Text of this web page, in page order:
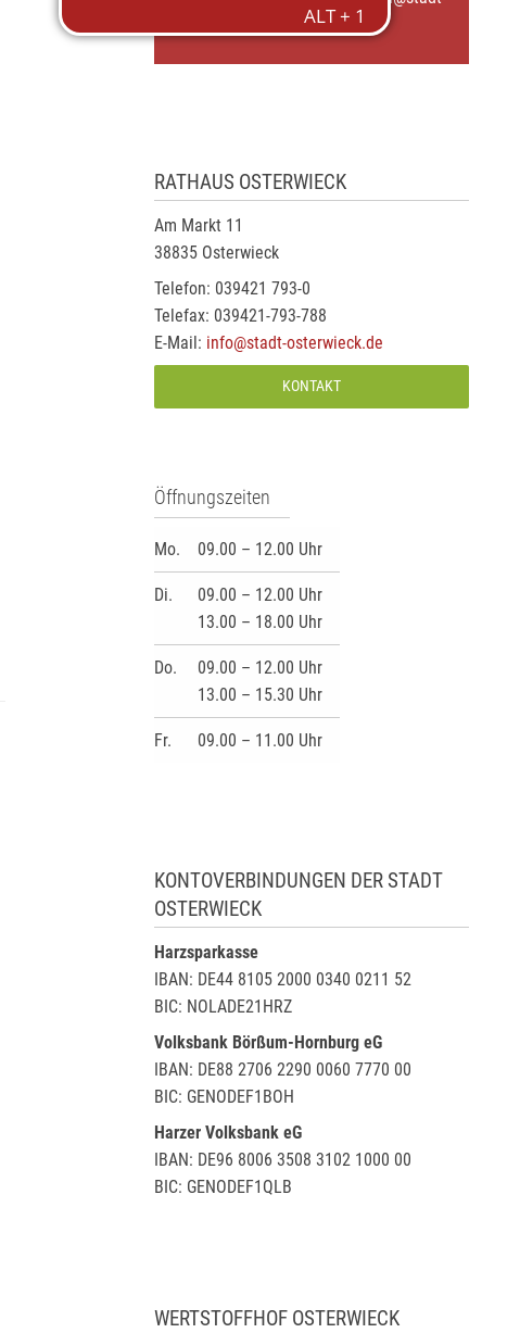
RATHAUS OSTERWIECK
Am Markt 11
38835 Osterwieck
Telefon: 039421 793-0
Telefax: 039421-793-788
E-Mail: info@stadt-osterwieck.de
KONTAKT
Öffnungszeiten
Mo. 09.00 – 12.00 Uhr
Di.
09.00 – 12.00 Uhr
13.00 – 18.00 Uhr
Do.
09.00 – 12.00 Uhr
13.00 – 15.30 Uhr
Fr. 09.00 – 11.00 Uhr
KONTOVERBINDUNGEN DER STADT
OSTERWIECK
Harzsparkasse
IBAN: DE44 8105 2000 0340 0211 52
BIC: NOLADE21HRZ
Volksbank Börßum-Hornburg eG
IBAN: DE88 2706 2290 0060 7770 00
BIC: GENODEF1BOH
Harzer Volksbank eG
IBAN: DE96 8006 3508 3102 1000 00
BIC: GENODEF1QLB
WERTSTOFFHOF OSTERWIECK